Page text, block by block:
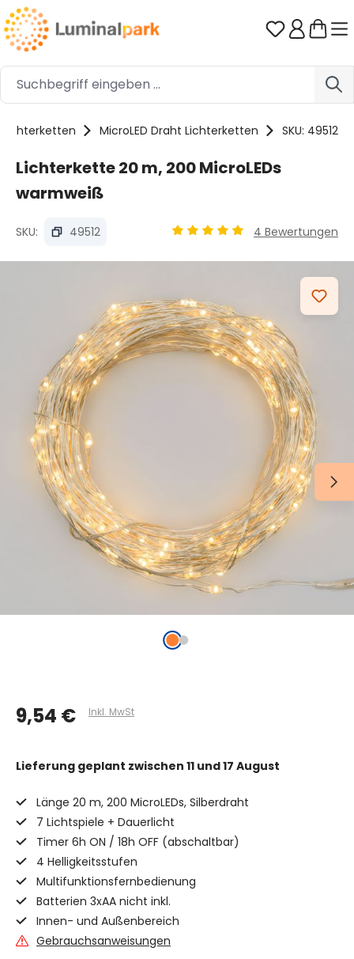
Zum Hauptinhalt springen Du hast 0
Lichterketten MicroLED Draht Lichterketten SKU: 49512
Lichterkette 20 m, 200 MicroLEDs
warmweiß
SKU: 49512 4 Bewertungen
9,54 € Inkl. MwSt
Lieferung geplant zwischen 11 und 17 August
Länge 20 m, 200 MicroLEDs, Silberdraht
7 Lichtspiele + Dauerlicht
Timer 6h ON / 18h OFF (abschaltbar)
4 Helligkeitsstufen
Multifunktionsfernbedienung
Batterien 3xAA nicht inkl.
Innen- und Außenbereich
Gebrauchsanweisungen